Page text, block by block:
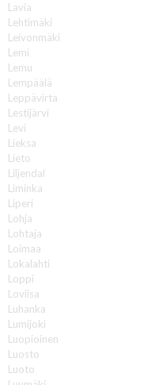
Lavia
Lehtimäki
Leivonmäki
Lemi
Lemu
Lempäälä
Leppävirta
Lestijärvi
Levi
Lieksa
Lieto
Liljendal
Liminka
Liperi
Lohja
Lohtaja
Loimaa
Lokalahti
Loppi
Loviisa
Luhanka
Lumijoki
Luopioinen
Luosto
Luoto